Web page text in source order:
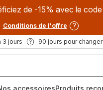
de -15% avec le
Conditions de l'offre
3 jours 90 jours pour changer
accessoiresProduits